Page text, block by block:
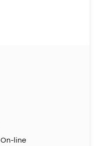
On-line